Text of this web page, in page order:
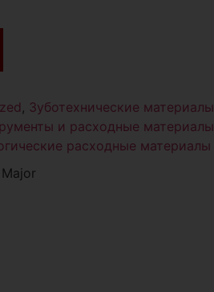
, Зуботехнические материалы
и расходные материалы
расходные материалы